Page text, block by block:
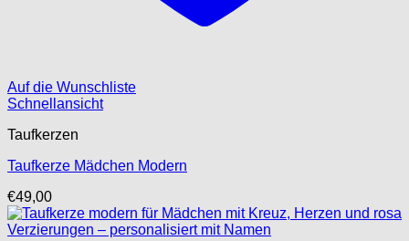
Auf die Wunschliste
Schnellansicht
Taufkerzen
Taufkerze Mädchen Modern
€49,00